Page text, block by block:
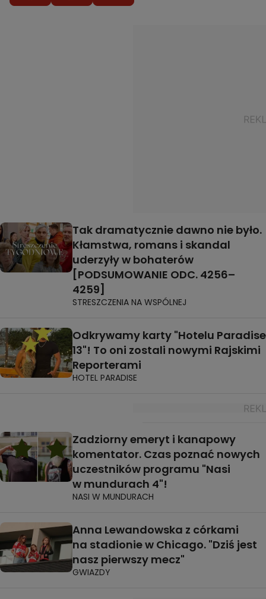
Tak dramatycznie dawno nie było.
Kłamstwa, romans i skandal
uderzyły w bohaterów
[PODSUMOWANIE ODC. 4256–
4259]
STRESZCZENIA NA WSPÓLNEJ
Odkrywamy karty "Hotelu Paradise
13"! To oni zostali nowymi Rajskimi
Reporterami
HOTEL PARADISE
Zadziorny emeryt i kanapowy
komentator. Czas poznać nowych
uczestników programu "Nasi
w mundurach 4"!
NASI W MUNDURACH
Anna Lewandowska z córkami
na stadionie w Chicago. "Dziś jest
nasz pierwszy mecz"
GWIAZDY